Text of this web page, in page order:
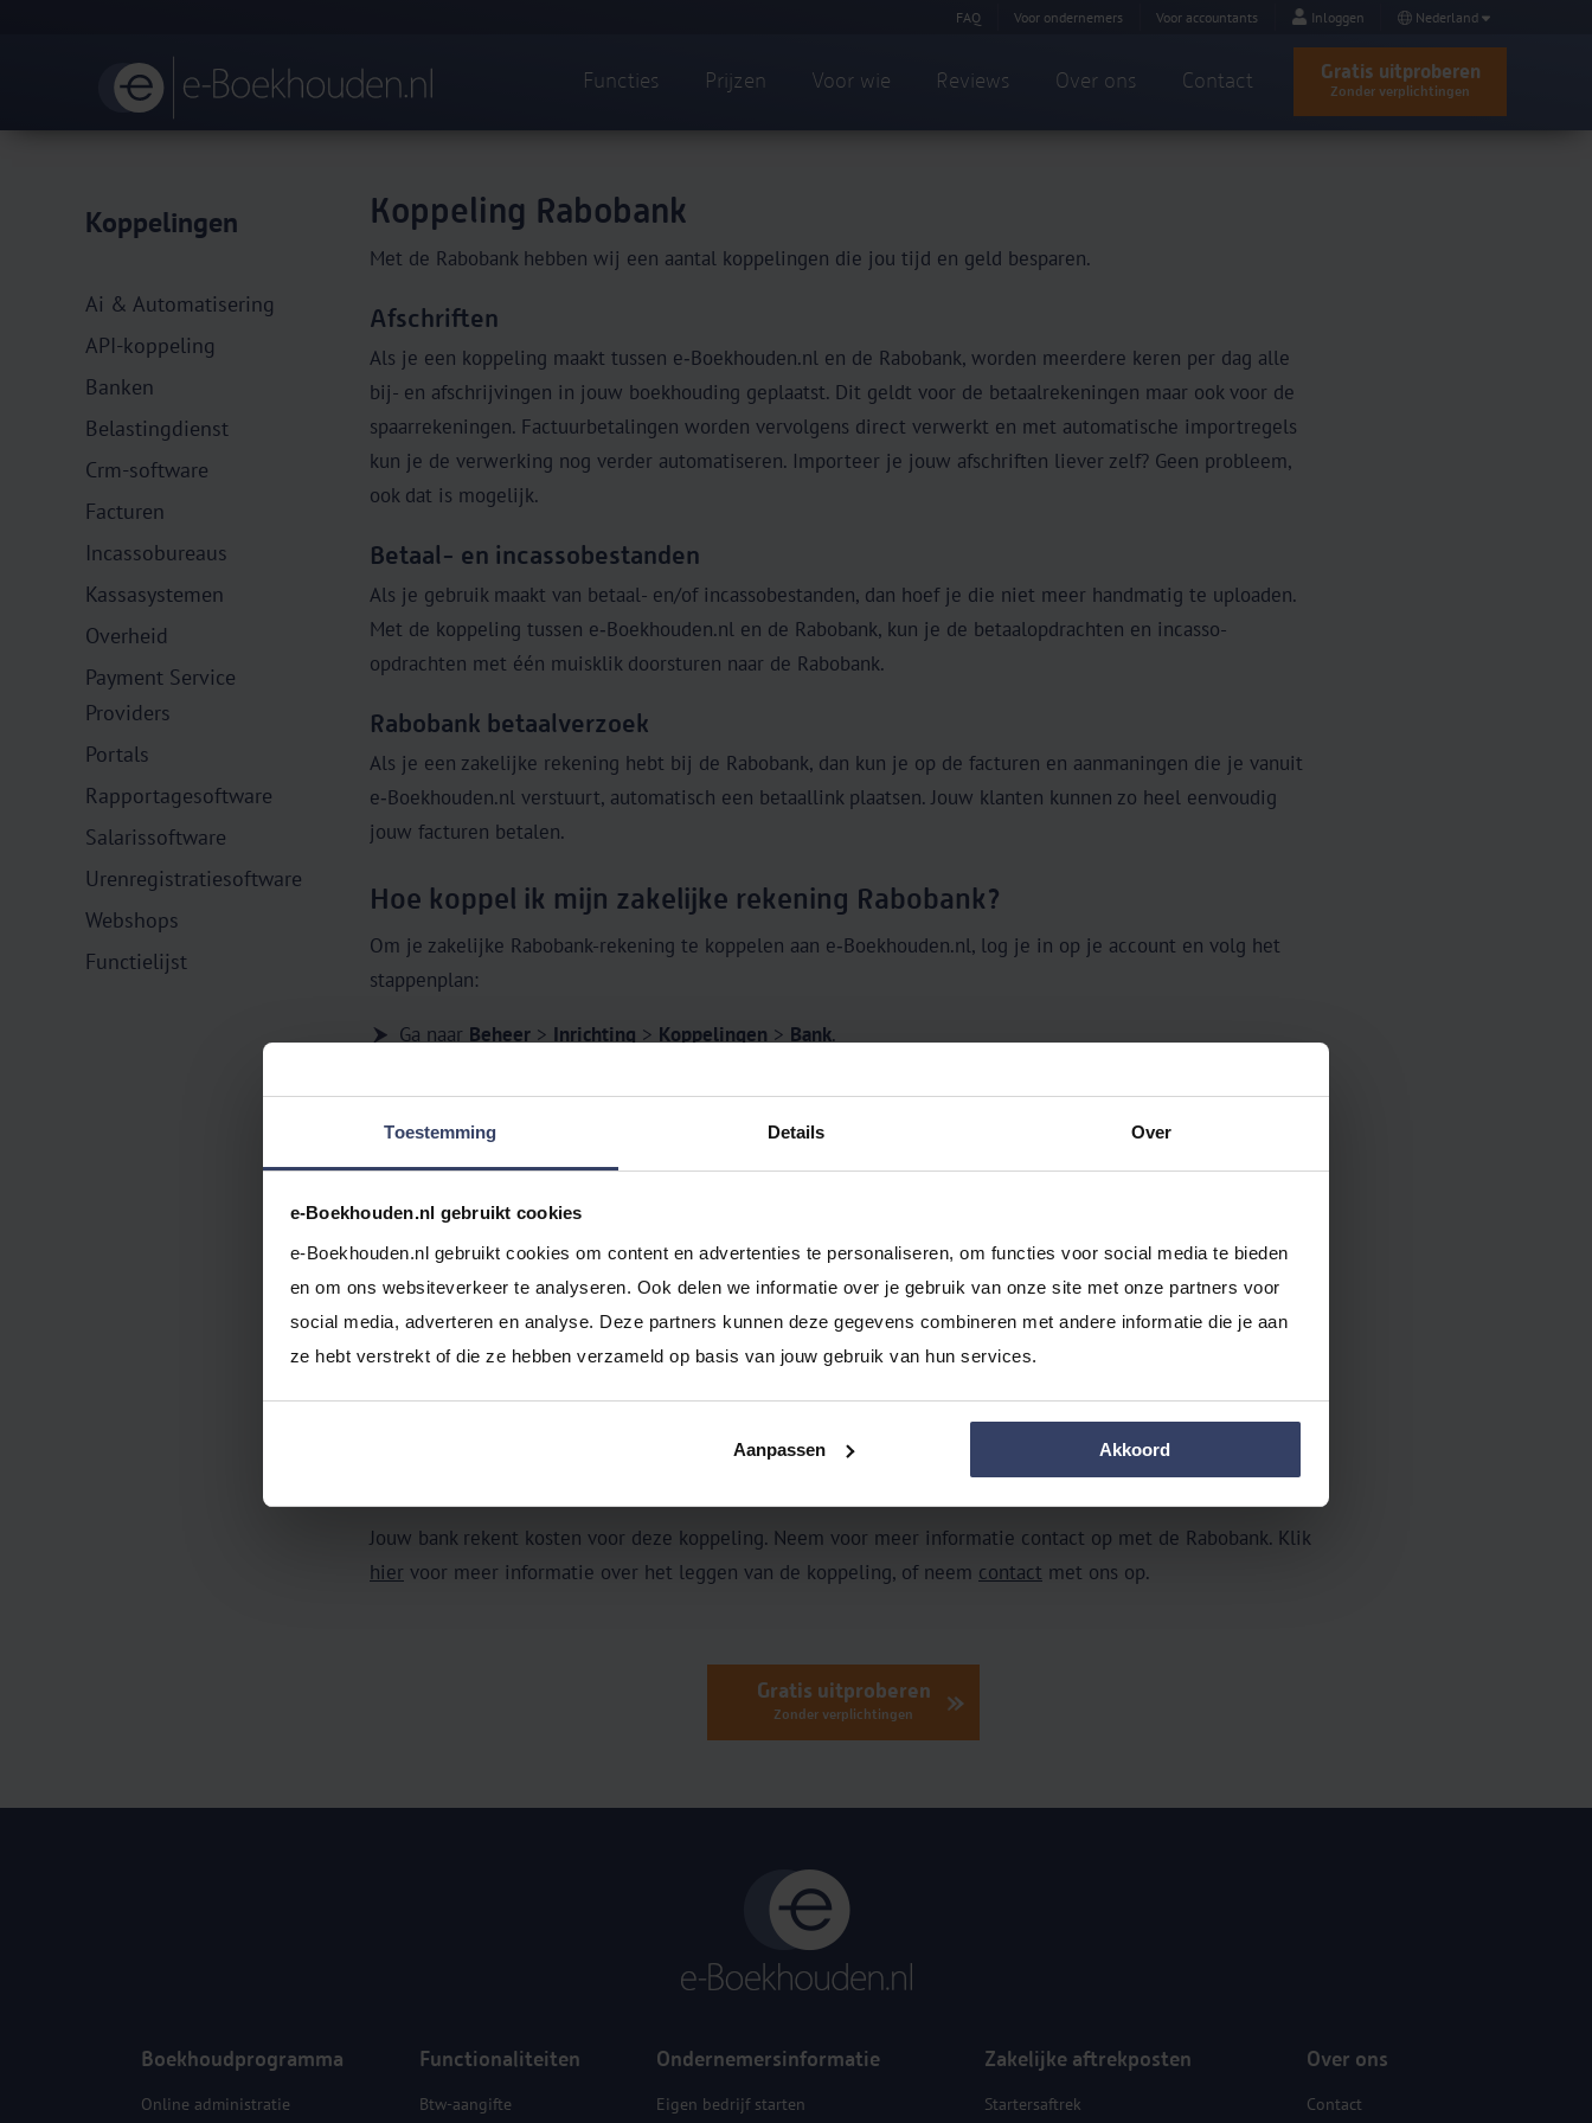
Toestemming Details Over
e-Boekhouden.nl gebruikt cookies
e-Boekhouden.nl gebruikt cookies om content en advertenties te personaliseren, om functies voor social media te bieden
en om ons websiteverkeer te analyseren. Ook delen we informatie over je gebruik van onze site met onze partners voor
social media, adverteren en analyse. Deze partners kunnen deze gegevens combineren met andere informatie die je aan
ze hebt verstrekt of die ze hebben verzameld op basis van jouw gebruik van hun services.
Aanpassen Akkoord
FAQ Voor ondernemers Voor accountants Inloggen Nederland
Gratis uitproberen
Zonder verplichtingen
Functies Prijzen Voor wie Reviews Over ons Contact
Koppelingen
Ai & Automatisering
API-koppeling
Banken
Belastingdienst
Crm-software
Facturen
Incassobureaus
Kassasystemen
Overheid
Payment Service
Providers
Portals
Rapportagesoftware
Salarissoftware
Urenregistratiesoftware
Webshops
Functielijst
Koppeling Rabobank
Met de Rabobank hebben wij een aantal koppelingen die jou tijd en geld besparen.
Afschriften
Als je een koppeling maakt tussen e‑Boekhouden.nl en de Rabobank, worden meerdere keren per dag alle
bij- en afschrijvingen in jouw boekhouding geplaatst. Dit geldt voor de betaalrekeningen maar ook voor de
spaarrekeningen. Factuurbetalingen worden vervolgens direct verwerkt en met automatische importregels
kun je de verwerking nog verder automatiseren. Importeer je jouw afschriften liever zelf? Geen probleem,
ook dat is mogelijk.
Betaal- en incassobestanden
Als je gebruik maakt van betaal- en/of incassobestanden, dan hoef je die niet meer handmatig te uploaden.
Met de koppeling tussen e‑Boekhouden.nl en de Rabobank, kun je de betaalopdrachten en incasso-
opdrachten met één muisklik doorsturen naar de Rabobank.
Rabobank betaalverzoek
Als je een zakelijke rekening hebt bij de Rabobank, dan kun je op de facturen en aanmaningen die je vanuit
e‑Boekhouden.nl verstuurt, automatisch een betaallink plaatsen. Jouw klanten kunnen zo heel eenvoudig
jouw facturen betalen.
Hoe koppel ik mijn zakelijke rekening Rabobank?
Om je zakelijke Rabobank-rekening te koppelen aan e‑Boekhouden.nl, log je in op je account en volg het
stappenplan:
Ga naar Beheer > Inrichting > Koppelingen > Bank.
Activeer de selectievakjes voor de opties van de koppeling die je wilt gebruiken.
Klik daarna op
Log in bij Rabobank internetbankieren met de QR-code, scanner of Random Reader Comfort.
Controleer of de juiste opties worden weergegeven in het scherm
Starten
Activeer het selectie vak voor de rekeningen die je wilt koppelen.
Klik daarna op
Naar ondertekenen
Controleer de gegevens zorgvuldig en onderteken de aanvraag met je Raboscanner.
Ga nogmaals naarBeheer>Inrichting>Koppelingen>Bank.
Selecteer onder de kolom grootboekrekening het grootboek waarop je de banktransacties wilt laten inlezen.
Het kan tot 24 uur duren totdat de eerste banktransacties worden ingelezen.
Jouw bank rekent kosten voor deze koppeling. Neem voor meer informatie contact op met de Rabobank. Klik
hier voor meer informatie over het leggen van de koppeling, of neem contact met ons op.
Gratis uitproberen
Zonder verplichtingen
Boekhoudprogramma
Online administratie
Functionaliteiten
Btw-aangifte
Ondernemersinformatie
Eigen bedrijf starten
Zakelijke aftrekposten
Startersaftrek
Over ons
Contact